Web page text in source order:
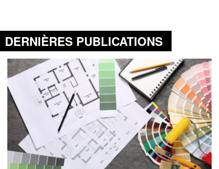
DERNIÈRES PUBLICATIONS